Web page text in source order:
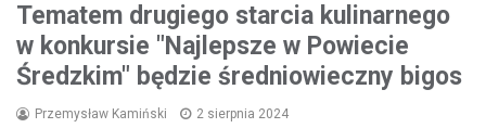
Tematem drugiego starcia kulinarnego
w konkursie "Najlepsze w Powiecie
Średzkim" będzie średniowieczny bigos
Przemysław Kamiński 2 sierpnia 2024